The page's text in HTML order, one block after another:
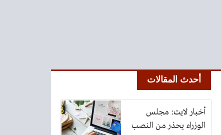
أحدث المقالات
أخبار لايت: مجلس
الوزراء يحذر من النصب